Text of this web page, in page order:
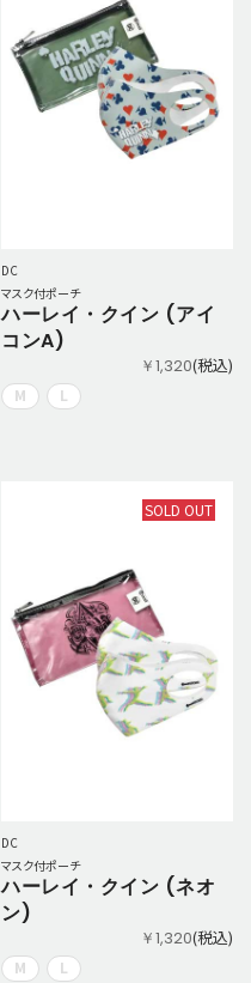
DC
マスク付ポーチ
ハーレイ・クイン (アイ
コンA)
￥1,320(税込)
M L
SOLD OUT
DC
マスク付ポーチ
ハーレイ・クイン (ネオ
ン)
￥1,320(税込)
M L